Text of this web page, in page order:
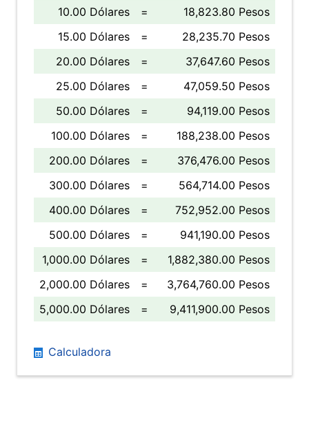
10.00 Dólares
=
18,823.80 Pesos
15.00 Dólares
=
28,235.70 Pesos
20.00 Dólares
=
37,647.60 Pesos
25.00 Dólares
=
47,059.50 Pesos
50.00 Dólares
=
94,119.00 Pesos
100.00 Dólares
=
188,238.00 Pesos
200.00 Dólares
=
376,476.00 Pesos
300.00 Dólares
=
564,714.00 Pesos
400.00 Dólares
=
752,952.00 Pesos
500.00 Dólares
=
941,190.00 Pesos
1,000.00 Dólares
=
1,882,380.00 Pesos
2,000.00 Dólares
=
3,764,760.00 Pesos
5,000.00 Dólares
= 9,411,900.00 Pesos
Calculadora